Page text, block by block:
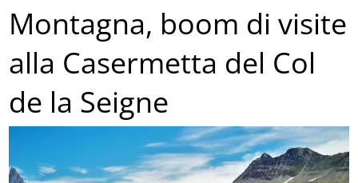
Montagna, boom di visite
alla Casermetta del Col
de la Seigne